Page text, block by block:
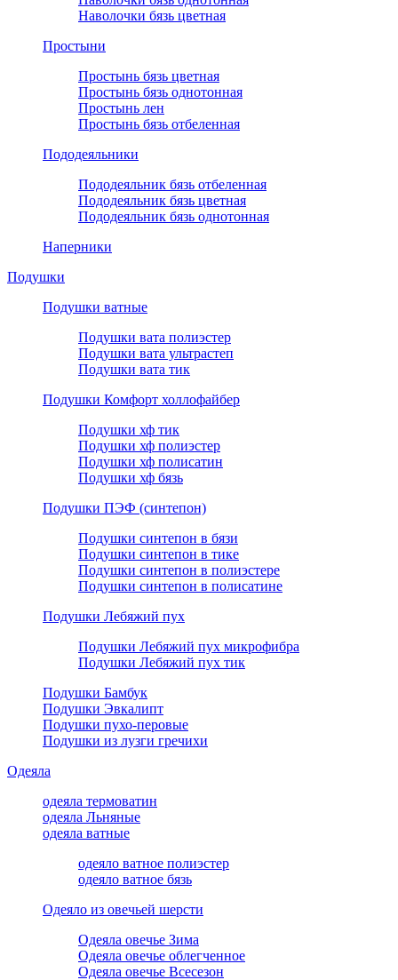
Наволочки бязь цветная
Простыни
Простынь бязь цветная
Простынь бязь однотонная
Простынь лен
Простынь бязь отбеленная
Пододеяльники
Пододеяльник бязь отбеленная
Пододеяльник бязь цветная
Пододеяльник бязь однотонная
Наперники
Подушки
Подушки ватные
Подушки вата полиэстер
Подушки вата ультрастеп
Подушки вата тик
Подушки Комфорт холлофайбер
Подушки хф тик
Подушки хф полиэстер
Подушки хф полисатин
Подушки хф бязь
Подушки ПЭФ (синтепон)
Подушки синтепон в бязи
Подушки синтепон в тике
Подушки синтепон в полиэстере
Подушки синтепон в полисатине
Подушки Лебяжий пух
Подушки Лебяжий пух микрофибра
Подушки Лебяжий пух тик
Подушки Бамбук
Подушки Эвкалипт
Подушки пухо-перовые
Подушки из лузги гречихи
Одеяла
одеяла термоватин
одеяла Льняные
одеяла ватные
одеяло ватное полиэстер
одеяло ватное бязь
Одеяло из овечьей шерсти
Одеяла овечье Зима
Одеяла овечье облегченное
Одеяла овечье Всесезон